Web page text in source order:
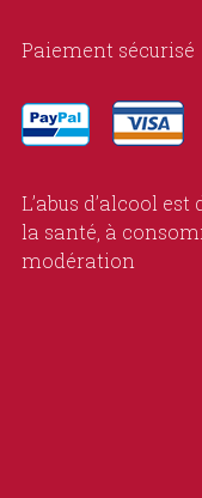
Paiement sécurisé
L’abus d’alcool
la santé, à
modération